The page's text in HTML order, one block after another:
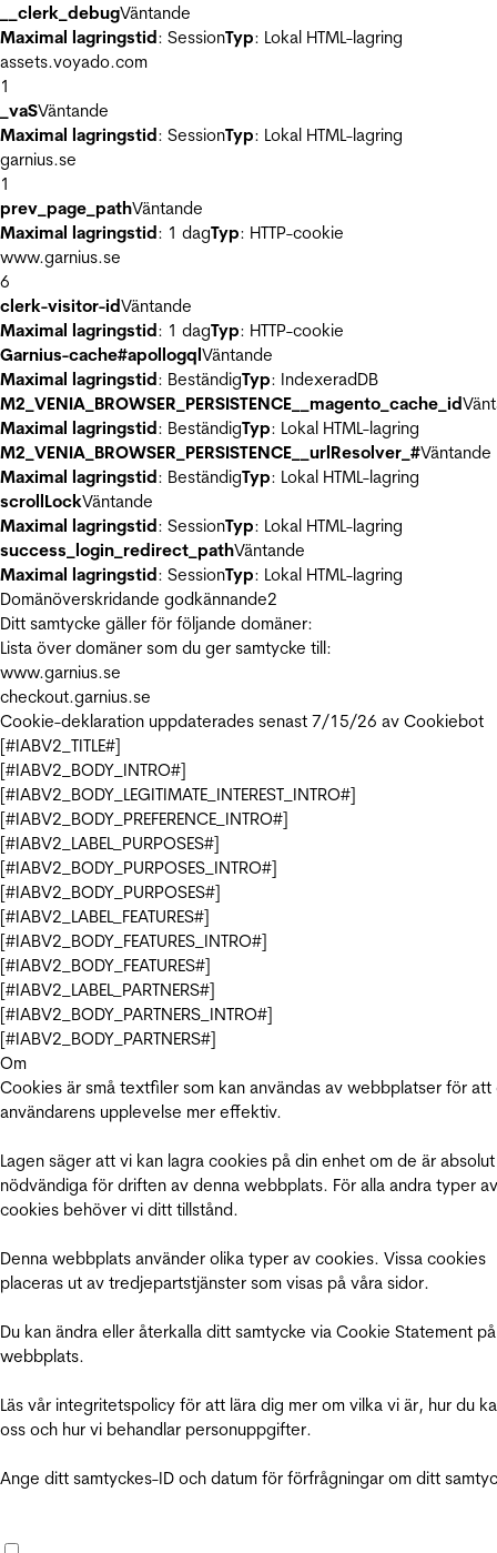
__clerk_debugVäntande
Maximal lagringstid: SessionTyp: Lokal HTML-lagring
assets.voyado.com
1
_vaSVäntande
Maximal lagringstid: SessionTyp: Lokal HTML-lagring
garnius.se
1
prev_page_pathVäntande
Maximal lagringstid: 1 dagTyp: HTTP-cookie
www.garnius.se
6
clerk-visitor-idVäntande
Maximal lagringstid: 1 dagTyp: HTTP-cookie
Garnius-cache#apollogqlVäntande
Maximal lagringstid: BeständigTyp: IndexeradDB
M2_VENIA_BROWSER_PERSISTENCE__magento_cache_id
Maximal lagringstid: BeständigTyp: Lokal HTML-lagring
M2_VENIA_BROWSER_PERSISTENCE__urlResolver_#Väntande
Maximal lagringstid: BeständigTyp: Lokal HTML-lagring
scrollLockVäntande
Maximal lagringstid: SessionTyp: Lokal HTML-lagring
success_login_redirect_pathVäntande
Maximal lagringstid: SessionTyp: Lokal HTML-lagring
Domänöverskridande godkännande2
Ditt samtycke gäller för följande domäner:
Lista över domäner som du ger samtycke till:
www.garnius.se
checkout.garnius.se
Cookie-deklaration uppdaterades senast 7/15/26 av Cookiebot
[#IABV2_TITLE#]
[#IABV2_BODY_INTRO#]
[#IABV2_BODY_LEGITIMATE_INTEREST_INTRO#]
[#IABV2_BODY_PREFERENCE_INTRO#]
[#IABV2_LABEL_PURPOSES#]
[#IABV2_BODY_PURPOSES_INTRO#]
[#IABV2_BODY_PURPOSES#]
[#IABV2_LABEL_FEATURES#]
[#IABV2_BODY_FEATURES_INTRO#]
[#IABV2_BODY_FEATURES#]
[#IABV2_LABEL_PARTNERS#]
[#IABV2_BODY_PARTNERS_INTRO#]
[#IABV2_BODY_PARTNERS#]
Om
Cookies är små textfiler som kan användas av webbplatser för att
användarens upplevelse mer effektiv.
Lagen säger att vi kan lagra cookies på din enhet om de är absolut
nödvändiga för driften av denna webbplats. För alla andra typer av
cookies behöver vi ditt tillstånd.
Denna webbplats använder olika typer av cookies. Vissa cookies
placeras ut av tredjepartstjänster som visas på våra sidor.
Du kan ändra eller återkalla ditt samtycke via Cookie Statement
webbplats.
Läs vår integritetspolicy för att lära dig mer om vilka vi är, hur du
oss och hur vi behandlar personuppgifter.
Ange ditt samtyckes-ID och datum för förfrågningar om ditt